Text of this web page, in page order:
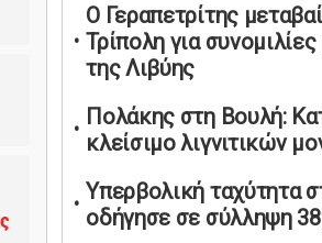
Καύσιμα αεροσκαφών:
ΕΕ για επάρκεια παρά
ένταση
01/05/2026 | 19:54
Βελόπουλος: Κριτική σε
αρχηγούς για δηλώσεις
Πρωτομαγιά
01/05/2026 | 19:33
Ο Γεραπετρίτης
Τρίπολη για
της Λιβύης
Πολάκης στη Βουλή:
κλείσιμο λιγνιτικών
Υπερβολική ταχύτητα
οδήγησε σε σύλληψη